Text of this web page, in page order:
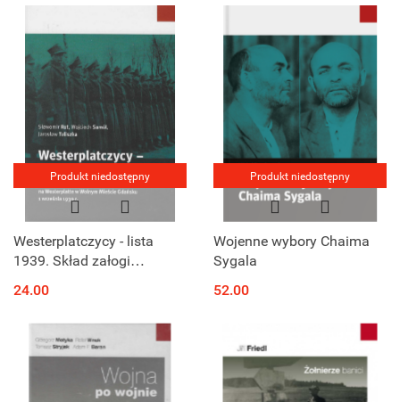
Produkt niedostępny
Westerplatczycy - lista
1939. Skład załogi
Tranzytowej na
Westerplatte w Wolnym
Mieście Gdańsku...
24.00
Produkt niedostępny
Wojenne wybory Chaima
Sygala
52.00